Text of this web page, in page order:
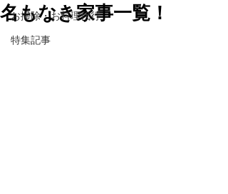
お掃除・お料理代行
特集記事
名もなき家事一覧！